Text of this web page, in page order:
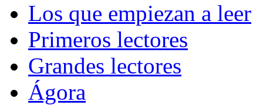
Los que empiezan a leer
Primeros lectores
Grandes lectores
Ágora